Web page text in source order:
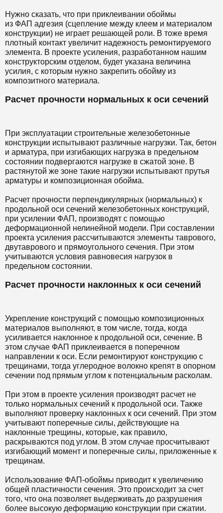
Нужно сказать, что при приклеивании обоймы
из ФАП адгезия (сцепление между клеем и материалом
конструкции) не играет решающей роли. В тоже время
плотный контакт увеличит надежность ремонтируемого
элемента. В проекте усиления, разработанном нашим
конструкторским отделом, будет указана величина
усилия, с которым нужно закрепить обойму из
композитного материала.
Расчет прочности нормальных к оси сечений
При эксплуатации строительные железобетонные
конструкции испытывают различные нагрузки. Так, бетон
и арматура, при изгибающих нагрузка в предельном
состоянии подвергаются нагрузке в сжатой зоне. В
растянутой же зоне такие нагрузки испытывают прутья
арматуры и композиционная обойма.
Расчет прочности перпендикулярных (нормальных) к
продольной оси сечений железобетонных конструкций,
при усилении ФАП, производят с помощью
деформационной нелинейной модели. При составлении
проекта усиления рассчитываются элементы таврового,
двутаврового и прямоугольного сечения. При этом
учитываются условия равновесия нагрузок в
предельном состоянии.
Расчет прочности наклонных к оси сечений
Укрепление конструкций с помощью композиционных
материалов выполняют, в том числе, тогда, когда
усиливается наклонное к продольной оси, сечение. В
этом случае ФАП приклеивается в поперечном
направлении к оси. Если ремонтируют конструкцию с
трещинами, тогда углеродное волокно крепят в опорном
сечении под прямым углом к потенциальным расколам.
При этом в проекте усиления производят расчет не
только нормальных сечений к продольной оси. Также
выполняют проверку наклонных к оси сечений. При этом
учитывают поперечные силы, действующие на
наклонные трещины, которые, как правило,
раскрываются под углом. В этом случае просчитывают
изгибающий момент и поперечные силы, приложенные к
трещинам.
Использование ФАП-обоймы приводит к увеличению
общей пластичности сечения. Это происходит за счет
того, что она позволяет выдерживать до разрушения
более высокую деформацию конструкции при сжатии.